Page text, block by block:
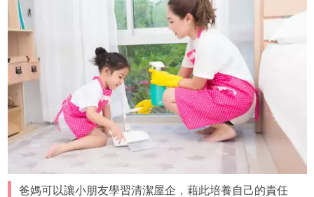
爸媽可以讓小朋友學習清潔屋企，藉此培養自己的責任